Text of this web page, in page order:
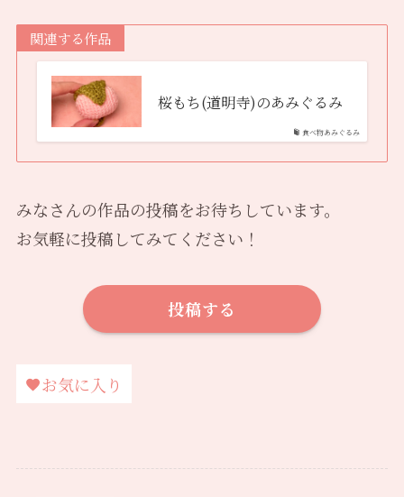
関連する作品
食べ物あみぐるみ
桜もち(道明寺)のあみぐるみ
みなさんの作品の投稿をお待ちしています。
お気軽に投稿してみてください！
投稿する
お気に入り